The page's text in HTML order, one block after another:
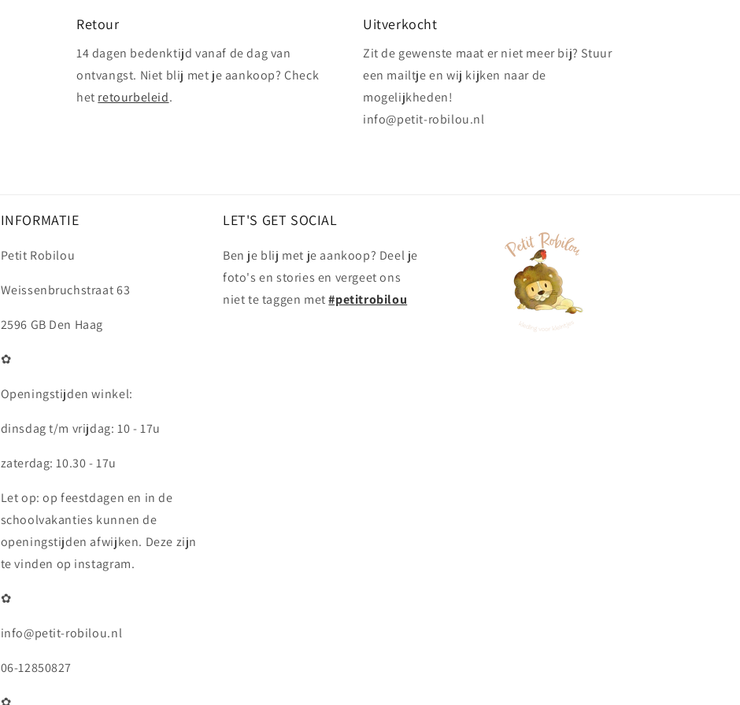
Retour
14 dagen bedenktijd vanaf de dag van
ontvangst. Niet blij met je aankoop? Check
het retourbeleid.
Uitverkocht
Zit de gewenste maat er niet meer bij? Stuur
een mailtje en wij kijken naar de
mogelijkheden!
info@petit-robilou.nl
INFORMATIE
Petit Robilou
Weissenbruchstraat 63
2596 GB Den Haag
✿
Openingstijden winkel:
dinsdag t/m vrijdag: 10 - 17u
zaterdag: 10.30 - 17u
Let op: op feestdagen en in de
schoolvakanties kunnen de
openingstijden afwijken. Deze zijn
te vinden op instagram.
✿
info@petit-robilou.nl
06-12850827
LET'S GET SOCIAL
Ben je blij met je aankoop? Deel je
foto's en stories en vergeet ons
niet te taggen met#petitrobilou